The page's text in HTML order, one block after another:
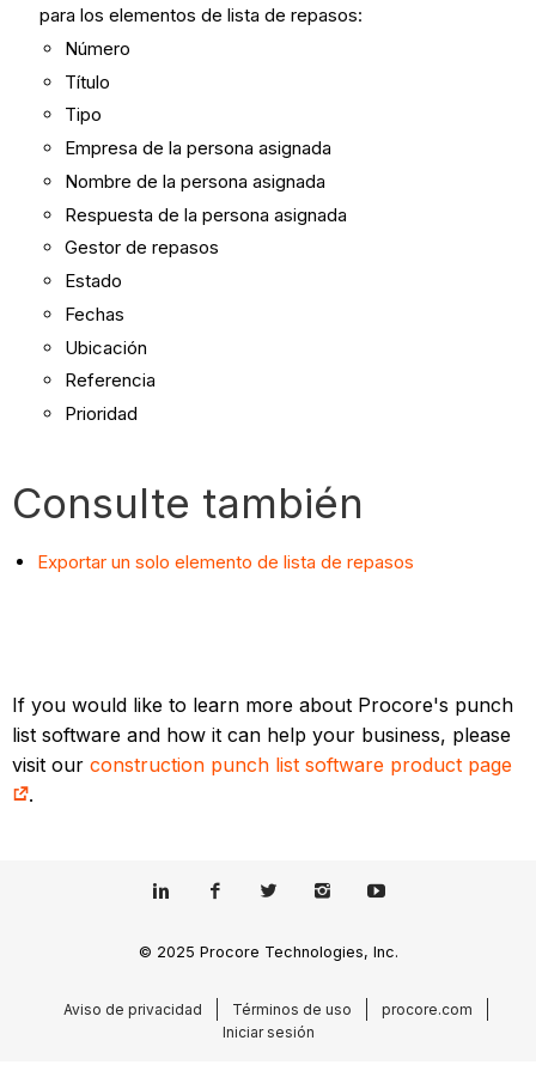
para los elementos de lista de repasos:
Número
Título
Tipo
Empresa de la persona asignada
Nombre de la persona asignada
Respuesta de la persona asignada
Gestor de repasos
Estado
Fechas
Ubicación
Referencia
Prioridad
Consulte también
Exportar un solo elemento de lista de repasos
If you would like to learn more about Procore's punch
list software and how it can help your business, please
visit ourconstruction punch list software product page
.
© 2025 Procore Technologies, Inc.
Aviso de privacidad Términos de uso
procore.com
Iniciar sesión